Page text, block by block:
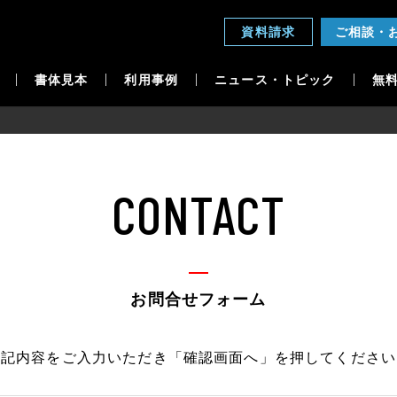
資料請求 ご相談・
書体見本 利用事例 ニュース・トピック 無
CONTACT
お問合せフォーム
内容をご入力いただき 「確認画面へ」を押してくださ